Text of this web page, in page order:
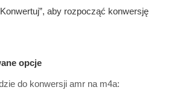
aby rozpocząć konwersję
opcje
do konwersji amr na m4a: